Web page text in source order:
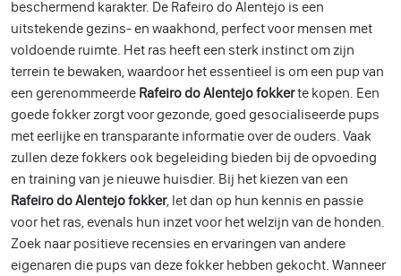
beschermend karakter. De Rafeiro do Alentejo is een
uitstekende gezins- en waakhond, perfect voor mensen met
voldoende ruimte. Het ras heeft een sterk instinct om zijn
terrein te bewaken, waardoor het essentieel is om een pup van
een gerenommeerde Rafeiro do Alentejo fokkerte kopen. Een
goede fokker zorgt voor gezonde, goed gesocialiseerde pups
met eerlijke en transparante informatie over de ouders. Vaak
zullen deze fokkers ook begeleiding bieden bij de opvoeding
en training van je nieuwe huisdier. Bij het kiezen van een
Rafeiro do Alentejo fokker, let dan op hun kennis en passie
voor het ras, evenals hun inzet voor het welzijn van de honden.
Zoek naar positieve recensies en ervaringen van andere
eigenaren die pups van deze fokker hebben gekocht. Wanneer